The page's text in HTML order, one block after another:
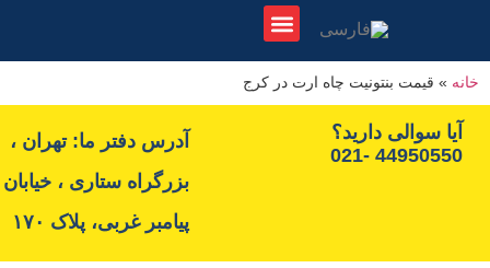
قیمت بنتونیت چاه ارت در کرج
دارید؟
آدرس دفتر ما: تهران ،
بزرگراه ستاری ، خیابان
پیامبر غربی، پلاک ۱۷۰